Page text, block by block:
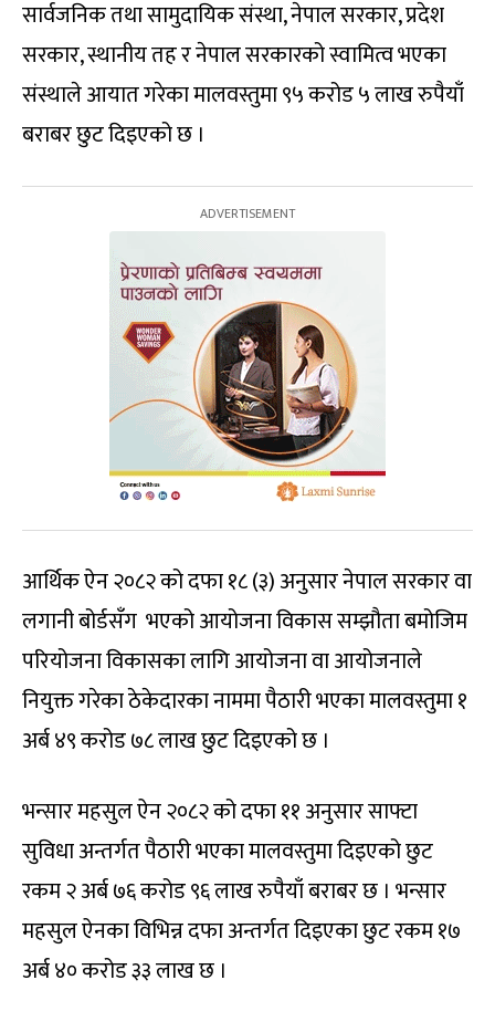
सार्वजनिक तथा सामुदायिक संस्था, नेपाल सरकार, प्रदेश
सरकार, स्थानीय तह र नेपाल सरकारको स्वामित्व भएका
संस्थाले आयात गरेका मालवस्तुमा ९५ करोड ५ लाख रुपैयाँ
बराबर छुट दिइएको छ ।
आर्थिक ऐन २०८२ को दफा १८ (३) अनुसार नेपाल सरकार वा
लगानी बोर्डसँग भएको आयोजना विकास सम्झौता बमोजिम
परियोजना विकासका लागि आयोजना वा आयोजनाले
नियुक्त गरेका ठेकेदारका नाममा पैठारी भएका मालवस्तुमा १
अर्ब ४९ करोड ७८ लाख छुट दिइएको छ ।
भन्सार महसुल ऐन २०८२ को दफा ११ अनुसार साफ्टा
सुविधा अन्तर्गत पैठारी भएका मालवस्तुमा दिइएको छुट
रकम २ अर्ब ७६ करोड ९६ लाख रुपैयाँ बराबर छ । भन्सार
महसुल ऐनका विभिन्न दफा अन्तर्गत दिइएका छुट रकम १७
अर्ब ४० करोड ३३ लाख छ ।